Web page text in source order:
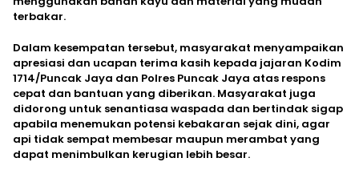
terbakar.
Dalam kesempatan tersebut, masyarakat menyampaikan
apresiasi dan ucapan terima kasih kepada jajaran Kodim
1714/Puncak Jaya dan Polres Puncak Jaya atas respons
cepat dan bantuan yang diberikan. Masyarakat juga
didorong untuk senantiasa waspada dan bertindak sigap
apabila menemukan potensi kebakaran sejak dini, agar
api tidak sempat membesar maupun merambat yang
dapat menimbulkan kerugian lebih besar.